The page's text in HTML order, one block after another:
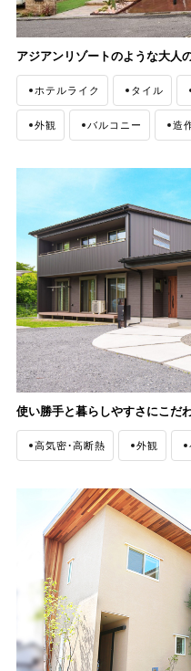
アジアンリゾートのような大人
ホテルライク タイル
外観 バルコニー 造
使い勝手と暮らしやすさにこだ
高気密・高断熱 外観